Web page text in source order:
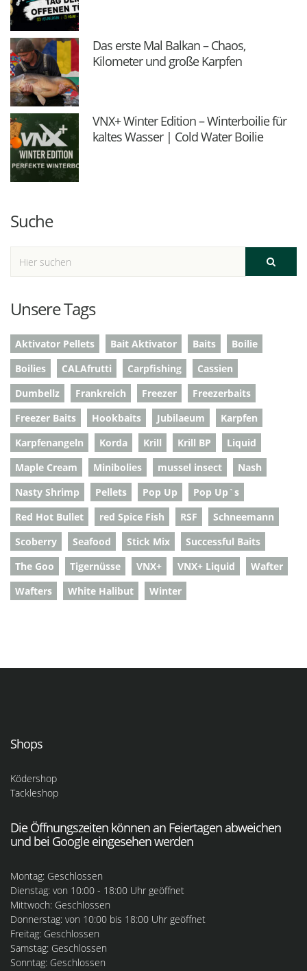
Das erste Mal Balkan – Chaos,
Kilometer und große Karpfen
VNX+ Winter Edition – Winterboilie für
kaltes Wasser | Cold Water Boilie
Suche
Unsere Tags
Aktivator Pellets Bait Aktivator Baits
Boilie
Boilies
CALAfrutti Carpfishing
Cassien
Dumbellz
Frankreich Freezer
Freezerbaits
Freezer Baits
Hookbaits Jubilaeum
Karpfen
Karpfenangeln
Korda Krill Krill BP
Liquid
Maple Cream
Minibolies mussel insect
Nash
Nasty Shrimp
Pellets Pop Up
Pop Up`s
Red Hot Bullet
red Spice Fish RSF
Schneemann
Scoberry
Seafood Stick Mix
Successful Baits
The Goo
Tigernüsse VNX+ VNX+ Liquid
Wafter
Wafters
White Halibut Winter
Shops
Ködershop
Tackleshop
Die Öffnungszeiten können an Feiertagen abweichen
und bei Google eingesehen werden
Montag: Geschlossen
Dienstag: von 10:00 - 18:00 Uhr geöffnet
Mittwoch: Geschlossen
Donnerstag: von 10:00 bis 18:00 Uhr geöffnet
Freitag: Geschlossen
Samstag: Geschlossen
Sonntag: Geschlossen